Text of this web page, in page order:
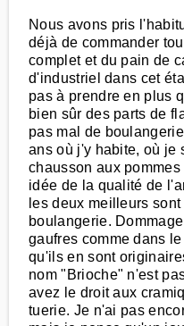
Nous avons pris
déjà de commander
complet et du pain de
d'industriel dans cet
pas à prendre en plus
bien sûr des parts de
pas mal de
ans où j'y habite, où je
chausson aux
idée de la qualité de
les deux meilleurs
boulangerie.
gaufres comme dans
qu'ils en sont
nom "Brioche" n'est
avez le droit aux
tuerie. Je n'ai pas